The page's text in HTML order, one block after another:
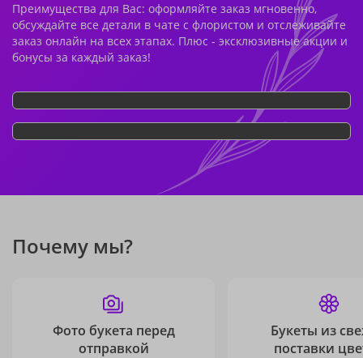
Преимущества для Вас: оформляйте заказ мгновенно,
обсуждайте все детали в чате с флористом и отслеживайте
заказ онлайн на всех этапах. Плюс - эксклюзивные акции и
бонусы за каждый заказ!
Почему мы?
Фото букета перед
отправкой
Букеты из
поставки